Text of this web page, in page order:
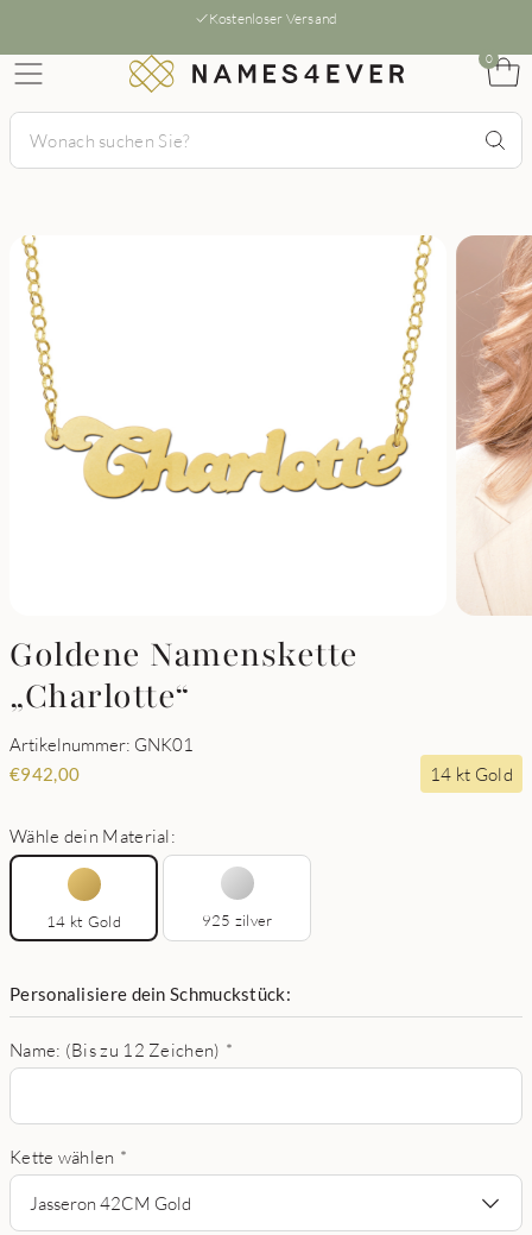
Kostenloser Versand
0
Goldene Namenskette
„Charlotte“
Artikelnummer: GNK01
€942,00 14 kt Gold
Wähle dein Material:
14 kt Gold 925 zilver
Personalisiere dein Schmuckstück:
Name: (Bis zu 12 Zeichen) *
Kette wählen *
Jasseron 42CM Gold